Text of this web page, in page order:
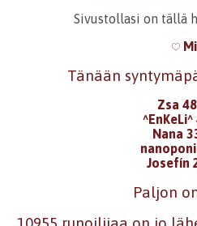
Sivustollasi on tällä
Tänään
Zsa
^EnKeLi^
Nana
Josefín
Paljon